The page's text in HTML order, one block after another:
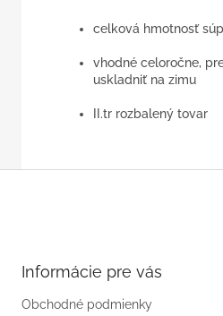
celková hmotnosť
vhodné celoročne,
uskladniť na zimu
II.tr rozbalený tovar
Informácie pre vás
Obchodné podmienky